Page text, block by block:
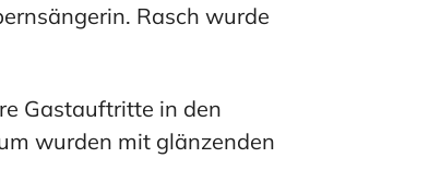
Rasch wurde
Gastauftritte in den
wurden mit glänzenden